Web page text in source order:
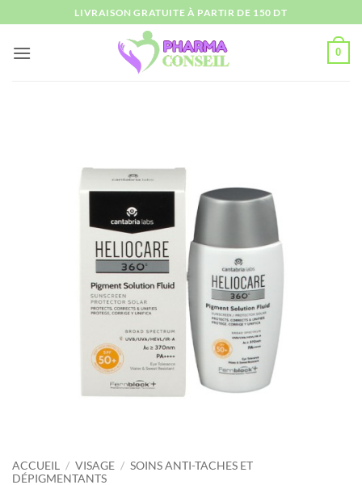
au
contenu
LIVRAISON GRATUITE À PARTIR DE 150 DT
0
ACCUEIL / VISAGE / SOINS ANTI-TACHES ET
DÉPIGMENTANTS